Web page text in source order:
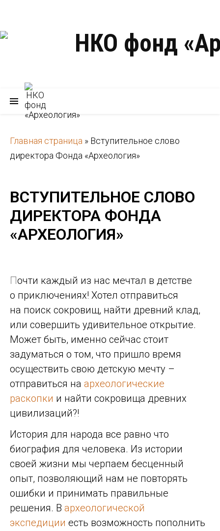
Главная страница » Вступительное слово
директора Фонда «Археология»
ВСТУПИТЕЛЬНОЕ СЛОВО
ДИРЕКТОРА ФОНДА
«АРХЕОЛОГИЯ»
Почти каждый из нас мечтал в детстве
о приключениях! Хотел отправиться
на поиск сокровищ, найти древний клад,
или совершить удивительное открытие.
Может быть, именно сейчас стоит
задуматься о том, что пришло время
осуществить свою детскую мечту –
отправиться на археологические
раскопки и найти сокровища древних
цивилизаций?!
История для народа все равно что
биография для человека. Из истории
своей жизни мы черпаем бесценный
опыт, позволяющий нам не повторять
ошибки и принимать правильные
решения. В археологической
экспедиции есть возможность пополнить